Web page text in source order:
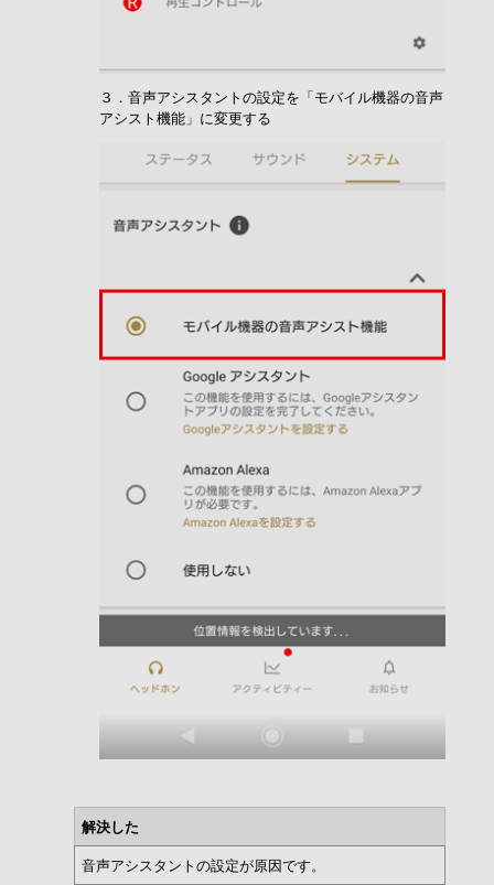
３．音声アシスタントの設定を「モバイル機器の音声
アシスト機能」に変更する
解決した
音声アシスタントの設定が原因です。